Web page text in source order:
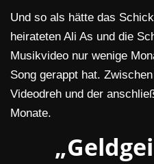
Und so als hätte das
heirateten Ali As und die
Musikvideo nur wenige
Song gerappt hat.
Videodreh und der
Monate.